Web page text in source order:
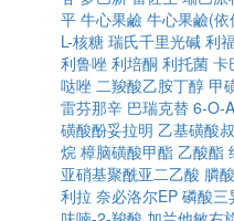
平 牛心果鹼 牛心果鹼(依
L-核糖 瑞氏千里光碱 利
利鲁唑 利培酮 利托菌 卡
哒唑 二羧酸乙胺丁醇 甲
雷芬那辛 巴瑞克替 6-O-
磺酸酚妥拉明 乙基磺酸
烷 樟脑磺酸甲酯 乙酸酯
亚硝基聚酰亚二乙酸 膦
利拉 奈必洛尔EP 磷酸三